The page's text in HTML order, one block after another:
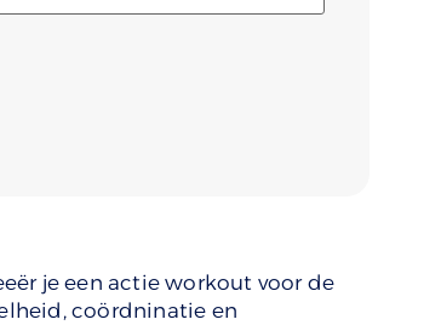
je een actie workout voor de
coördninatie en